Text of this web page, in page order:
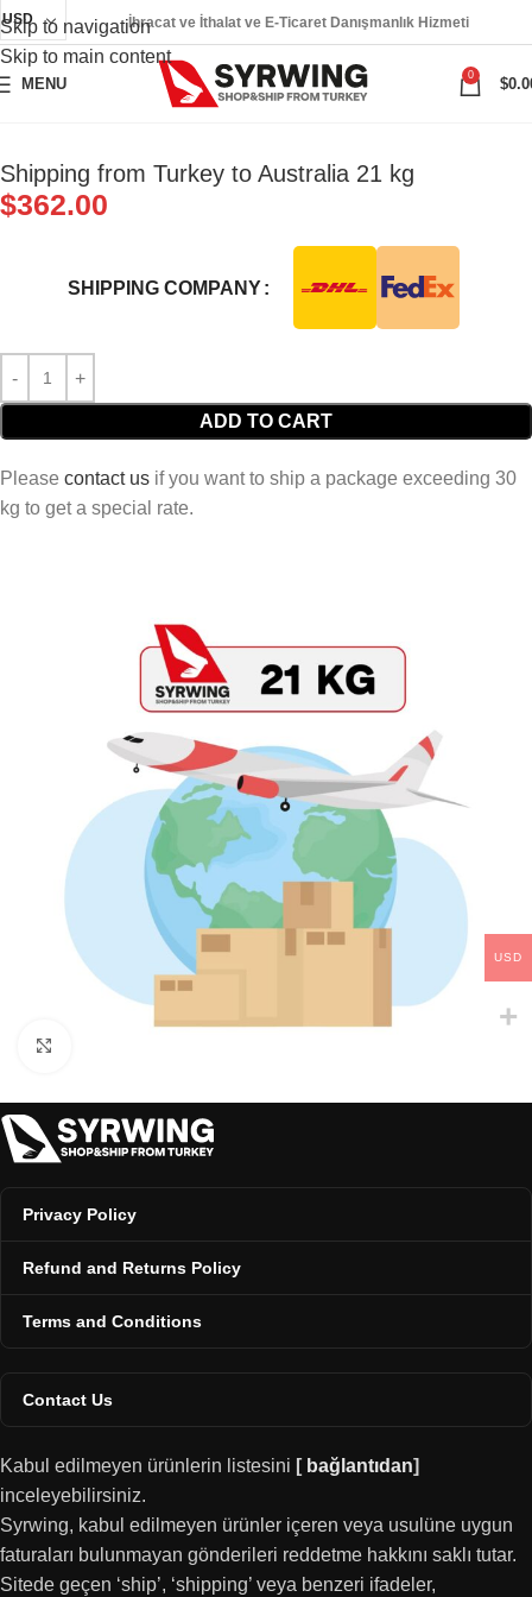
Skip to navigation
Skip to main content
USD İhracat ve İthalat ve E-Ticaret Danışmanlık Hizmeti
MENU
0
$
Shipping from Turkey to Australia 21 kg
$362.00
SHIPPING COMPANY
ADD TO CART
Please contact us if you want to ship a package exceeding 30
kg to get a special rate.
Privacy Policy
Refund and Returns Policy
Terms and Conditions
Contact Us
Kabul edilmeyen ürünlerin listesini [ bağlantıdan]
inceleyebilirsiniz.
Syrwing, kabul edilmeyen ürünler içeren veya usulüne uygun
faturaları bulunmayan gönderileri reddetme hakkını saklı tutar.
Sitede geçen ‘ship’, ‘shipping’ veya benzeri ifadeler,
USD